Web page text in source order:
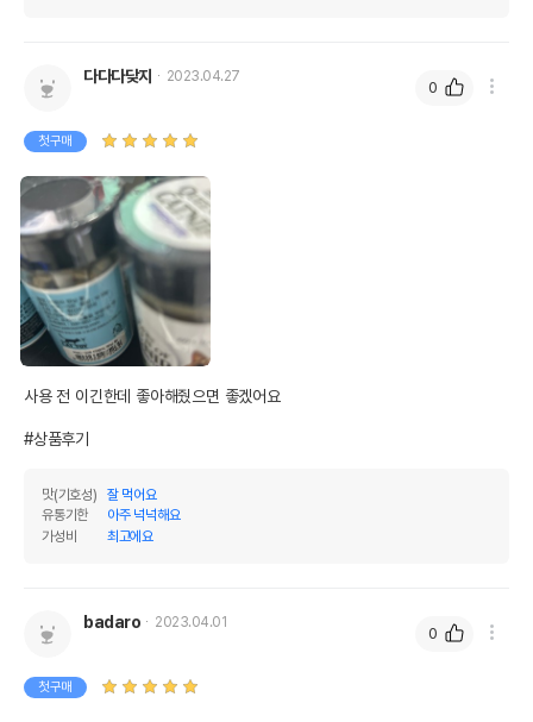
유통기한
다다다닺지 2023.04.27
첫구매
사용 전 이긴한데 좋아해줬으면 좋겠어요
#상품후기
맛(기호성)
잘 먹어요
유통기한
아주 넉넉해요
가성비
최고에요
0
badaro 2023.04.01
첫구매
0